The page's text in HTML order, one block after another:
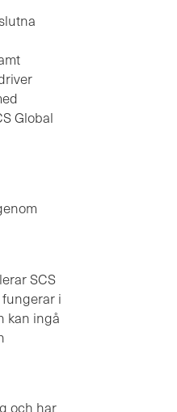
Global
SCS
i
kan ingå
och har